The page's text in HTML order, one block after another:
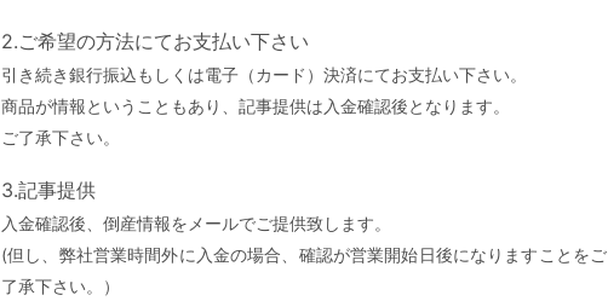
2.ご希望の方法にてお支払い下さい
引き続き銀行振込もしくは電子（カード）決済にてお支払い下さい。
商品が情報ということもあり、記事提供は入金確認後となります。
ご了承下さい。
3.記事提供
入金確認後、倒産情報をメールでご提供致します。
(但し、弊社営業時間外に入金の場合、確認が営業開始日後になりますことをご
了承下さい。）